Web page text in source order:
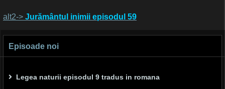
alt2-> Jurământul inimii episodul 59
Episoade noi
Legea naturii episodul 9 tradus in romana